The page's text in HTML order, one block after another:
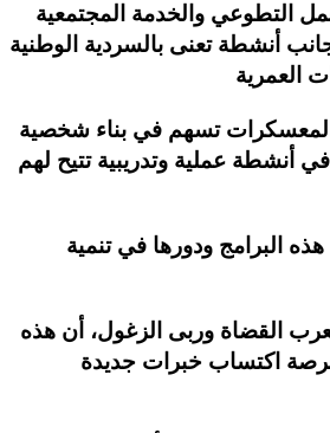
التطوعي والخدمة المجتمعية
أنشطة تعنى بالسردية الوطنية
تسهم في بناء شخصية
أنشطة عملية وتدريبية تتيح لهم
البرامج ودورها في تنمية
القضاة وربى الزغول، أن هذه
فرصة اكتساب خبرات جديدة